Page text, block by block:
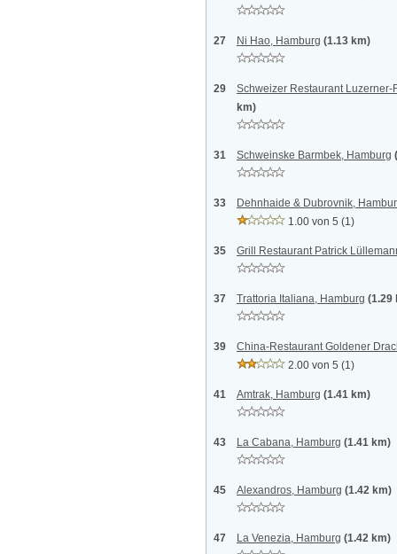
27 Ni Hao, Hamburg (1.13 km)
29
Schweizer Restaurant
km)
31 Schweinske Barmbek, Hamburg
33
Dehnhaide & Dubrovnik,
1.00 von 5 (1)
35 Grill Restaurant Patrick
37 Trattoria Italiana, Hamburg (1.29
39
China-Restaurant Goldener
2.00 von 5 (1)
41 Amtrak, Hamburg (1.41 km)
43 La Cabana, Hamburg (1.41 km)
45 Alexandros, Hamburg (1.42 km)
47 La Venezia, Hamburg (1.42 km)